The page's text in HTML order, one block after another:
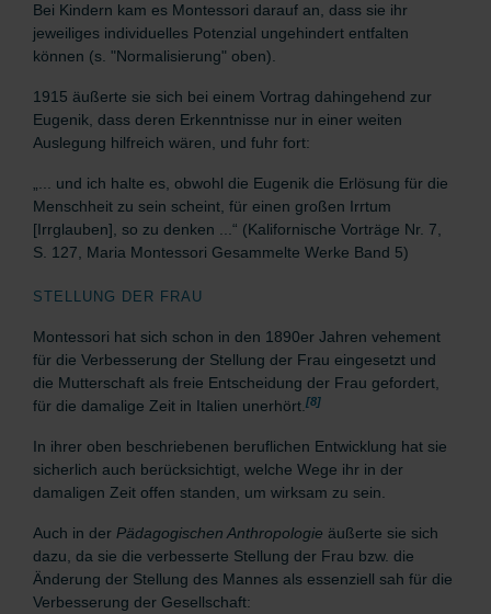
Bei Kindern kam es Montessori darauf an, dass sie ihr
jeweiliges individuelles Potenzial ungehindert entfalten
können (s. "Normalisierung" oben).
1915 äußerte sie sich bei einem Vortrag dahingehend zur
Eugenik, dass deren Erkenntnisse nur in einer weiten
Auslegung hilfreich wären, und fuhr fort:
„... und ich halte es, obwohl die Eugenik die Erlösung für die
Menschheit zu sein scheint, für einen großen Irrtum
[Irrglauben], so zu denken ...“ (Kalifornische Vorträge Nr. 7,
S. 127, Maria Montessori Gesammelte Werke Band 5)
STELLUNG DER FRAU
Montessori hat sich schon in den 1890er Jahren vehement
für die Verbesserung der Stellung der Frau eingesetzt und
die Mutterschaft als freie Entscheidung der Frau gefordert,
für die damalige Zeit in Italien unerhört. [8]
In ihrer oben beschriebenen beruflichen Entwicklung hat sie
sicherlich auch berücksichtigt, welche Wege ihr in der
damaligen Zeit offen standen, um wirksam zu sein.
Auch in der Pädagogischen Anthropologie äußerte sie sich
dazu, da sie die verbesserte Stellung der Frau bzw. die
Änderung der Stellung des Mannes als essenziell sah für die
Verbesserung der Gesellschaft: